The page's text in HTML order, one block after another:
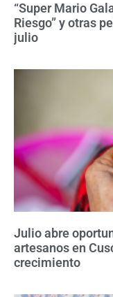
“Super Mario
Riesgo” y otras
julio
Julio abre
artesanos en
crecimiento